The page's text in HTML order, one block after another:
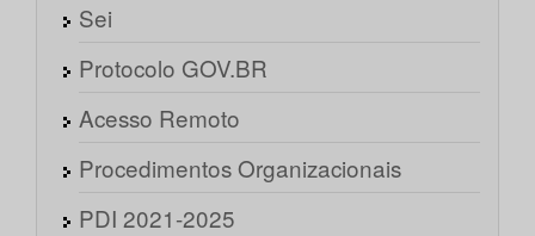
Sei
Protocolo GOV.BR
Acesso Remoto
Procedimentos Organizacionais
PDI 2021-2025